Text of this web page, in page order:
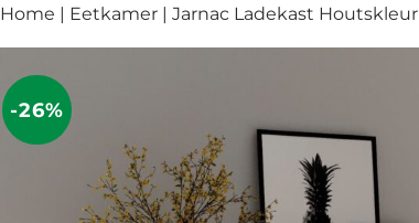
Home | Eetkamer | Jarnac Ladekast Houtskleur
-26%